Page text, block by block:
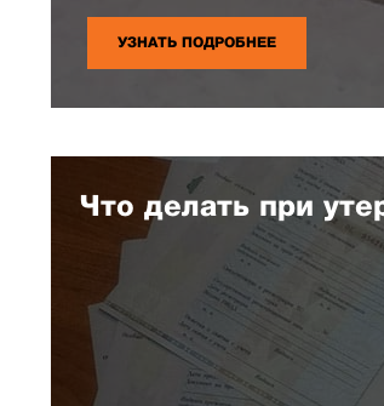
УЗНАТЬ ПОДРОБНЕЕ
Что делать при